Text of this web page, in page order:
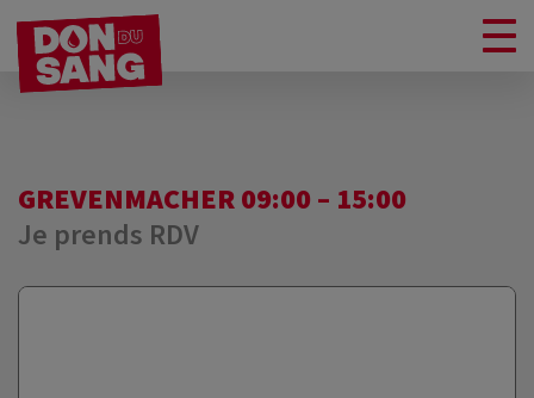
GREVENMACHER 09:00 – 15:00
Je prends RDV